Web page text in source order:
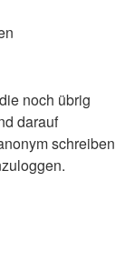
noch übrig
darauf
schreiben